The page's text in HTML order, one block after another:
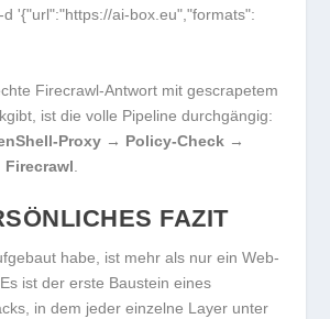
'{"url":"https://ai-box.eu","formats":
Firecrawl-Antwort mit gescrapetem
ist die volle Pipeline durchgängig:
Proxy → Policy-Check →
FAZIT
habe, ist mehr als nur ein Web-
ist der erste Baustein eines
in dem jeder einzelne Layer unter